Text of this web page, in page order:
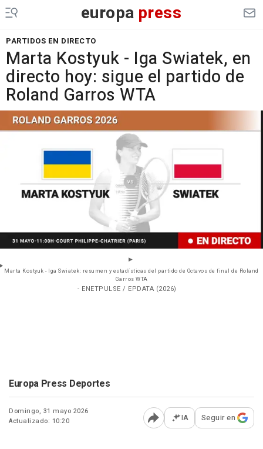
europa press
PARTIDOS EN DIRECTO
Marta Kostyuk - Iga Swiatek, en
directo hoy: sigue el partido de
Roland Garros WTA
Marta Kostyuk - Iga Swiatek: resumen y estadísticas del partido de Octavos de final de Roland
Garros WTA
- ENETPULSE / EPDATA (2026)
Europa Press Deportes
Domingo, 31 mayo 2026
Actualizado: 10:20
Abrir opciones para
IA Seguir en